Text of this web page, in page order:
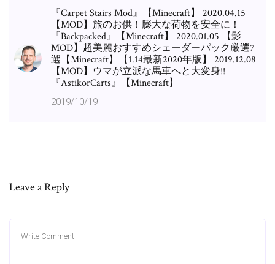
『Carpet Stairs Mod』【Minecraft】 2020.04.15
【MOD】旅のお供！膨大な荷物を安全に！
『Backpacked』【Minecraft】 2020.01.05 【影
MOD】超美麗おすすめシェーダーパック厳選7
選【Minecraft】【1.14最新2020年版】 2019.12.08
【MOD】ウマが立派な馬車へと大変身!!
『AstikorCarts』【Minecraft】
2019/10/19
Leave a Reply